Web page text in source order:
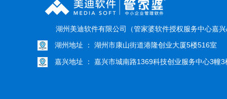
湖州美迪软件有限公司（管家婆软件授权服务中心嘉
湖州地址 ： 湖州市康山街道港隆创业大厦5楼516室
嘉兴地址 ： 嘉兴市城南路1369科技创业服务中心3幢3